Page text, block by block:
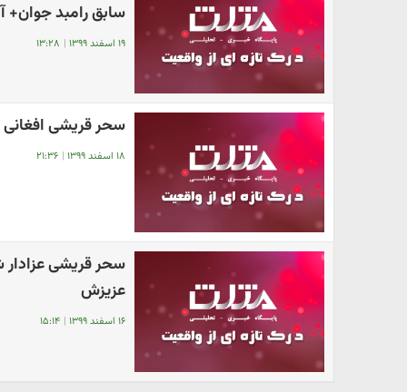
سابق رامبد جوان+
۱۹ اسفند ۱۳۹۹ | ۱۳:۲۸
سحر قریشی
۱۸ اسفند ۱۳۹۹ | ۲۱:۳۶
سحر قریشی
عزیزش
۱۶ اسفند ۱۳۹۹ | ۱۵:۱۴